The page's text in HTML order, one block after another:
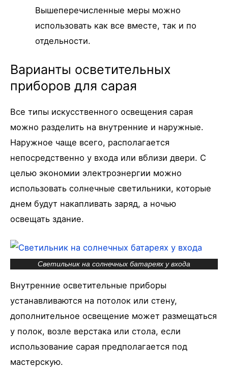
Вышеперечисленные меры можно
использовать как все вместе, так и по
отдельности.
Варианты осветительных
приборов для сарая
Все типы искусственного освещения сарая
можно разделить на внутренние и наружные.
Наружное чаще всего, располагается
непосредственно у входа или вблизи двери. С
целью экономии электроэнергии можно
использовать солнечные светильники, которые
днем будут накапливать заряд, а ночью
освещать здание.
Светильник на солнечных батареях у входа
Внутренние осветительные приборы
устанавливаются на потолок или стену,
дополнительное освещение может размещаться
у полок, возле верстака или стола, если
использование сарая предполагается под
мастерскую.